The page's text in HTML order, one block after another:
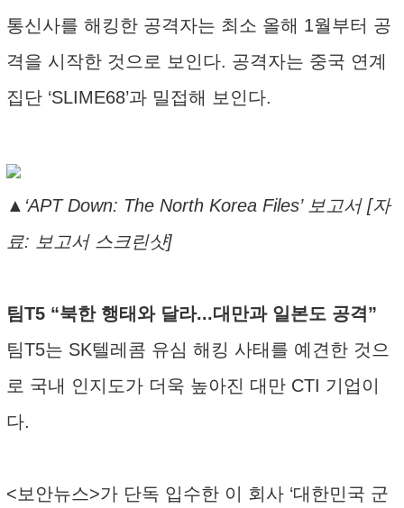
통신사를 해킹한 공격자는 최소 올해 1월부터 공
격을 시작한 것으로 보인다. 공격자는 중국 연계
집단 ‘SLIME68’과 밀접해 보인다.
▲‘APT Down: The North Korea Files’ 보고서 [자
료: 보고서 스크린샷]
팀T5 “북한 행태와 달라...대만과 일본도 공격”
팀T5는 SK텔레콤 유심 해킹 사태를 예견한 것으
로 국내 인지도가 더욱 높아진 대만 CTI 기업이
다.
<보안뉴스>가 단독 입수한 이 회사 ‘대한민국 군